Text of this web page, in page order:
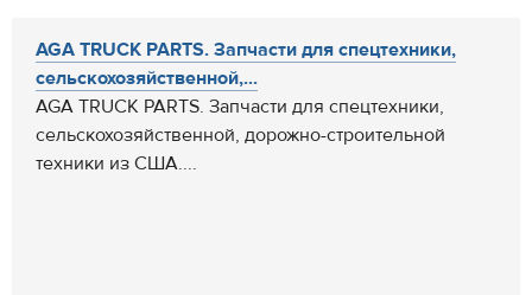
AGA TRUCK PARTS. Запчасти для спецтехники,
сельскохозяйственной,...
AGA TRUCK PARTS. Запчасти для спецтехники,
сельскохозяйственной, дорожно-строительной
техники из США....